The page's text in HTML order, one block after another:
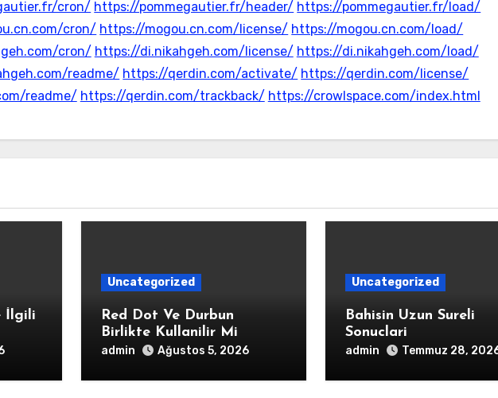
cron/ https://pommegautier.fr/header/ https://pommegautier.fr/load/
cron/ https://mogou.cn.com/license/ https://mogou.cn.com/load/
cron/ https://di.nikahgeh.com/license/ https://di.nikahgeh.com/load/
readme/ https://qerdin.com/activate/ https://qerdin.com/license/
readme/ https://qerdin.com/trackback/ https://crowlspace.com/index.html
İlgili
Uncategorized
Red Dot Ve Durbun
Birlikte Kullanilir Mi
admin Ağustos 5, 2026
Uncategorized
Bahisin Uzun Sureli
Sonuclari
admin Temmuz 28,